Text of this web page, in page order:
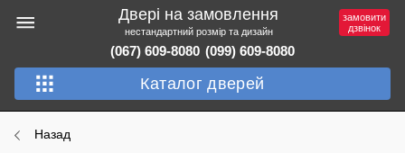
Двері на замовлення
нестандартний розмір та дизайн
(067) 609-8080 (099) 609-8080
Каталог дверей
замовити
дзвінок
Назад